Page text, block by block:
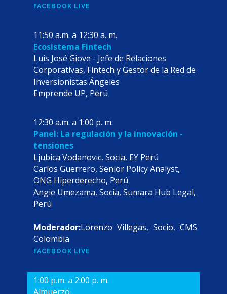
FACEBOOK LIVE
11:50 a.m. a 12:30 a. m.
Ecosistema Fintech
Luis José Giove - Jefe de Relaciones
Corporativas, Fintech y Gestor de la Red de
Inversionistas Ángeles
Emprende UP, Perú
12:30 a.m. a 1:00 p. m.
Panel: La regulación y la innovación -
tensiones
Ljubica Vodanovic, Socia, EY Perú
Carlos Guerrero, Senior Policy Analyst,
ONG Hiperderecho, Perú
Angie Umezama, Socia, Sumara Hub Legal,
Perú
Moderador:Lorenzo Villegas, Socio, CMS
Colombia
FACEBOOK LIVE
1:00 p.m. a 2:00 p. m.